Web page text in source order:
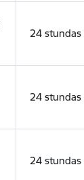
24 stundas
24 stundas
24 stundas